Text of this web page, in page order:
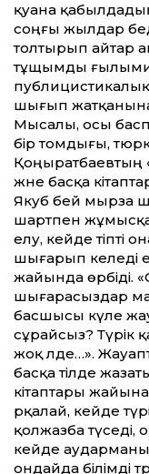
қуана
соңғы жылдар
толтырып айтар
тұщымды ғылыми
шығып
Мысалы, осы
бір томдығы,
Қоңыратбаевтың
және басқа
Якуб бей мырза
шартпен
елу, кейде тіпті
шығарып келеді
жайында өрбіді.
шығарасыздар
басшысы күле
сұрайсыз? Түрік
жоқ әлде…».
басқа тілде
кітаптары
әрқалай, кейде
қолжазба
кейде аударманы
ондайда білімді